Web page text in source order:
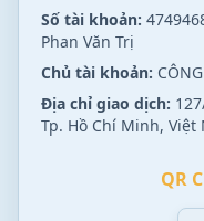
Số tài khoản:
Phan Văn Trị
Chủ tài khoản:
Địa chỉ giao dịch:
Tp. Hồ Chí Minh, Việt
QR